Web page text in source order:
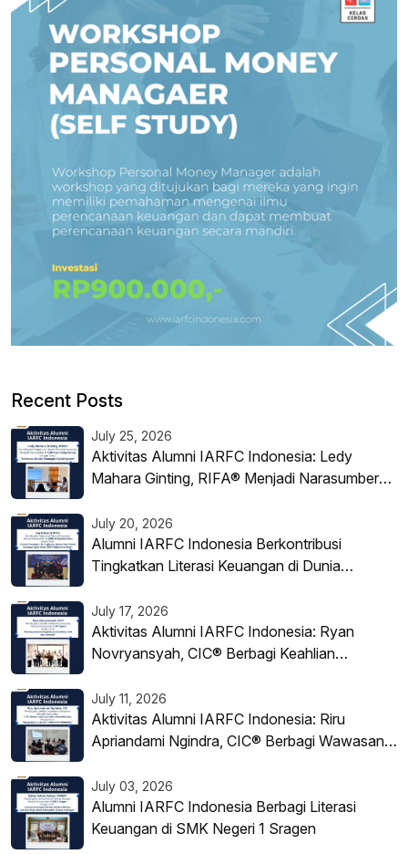
Recent Posts
July 25, 2026
Aktivitas Alumni IARFC Indonesia: Ledy
Mahara Ginting, RIFA® Menjadi Narasumber
July 20, 2026
Alumni IARFC Indonesia Berkontribusi
Tingkatkan Literasi Keuangan di Dunia
July 17, 2026
Aktivitas Alumni IARFC Indonesia: Ryan
Novryansyah, CIC® Berbagi Keahlian
July 11, 2026
Aktivitas Alumni IARFC Indonesia: Riru
Apriandami Ngindra, CIC® Berbagi Wawasan
Investment Sekuritas Indonesia
July 03, 2026
Alumni IARFC Indonesia Berbagi Literasi
Keuangan di SMK Negeri 1 Sragen